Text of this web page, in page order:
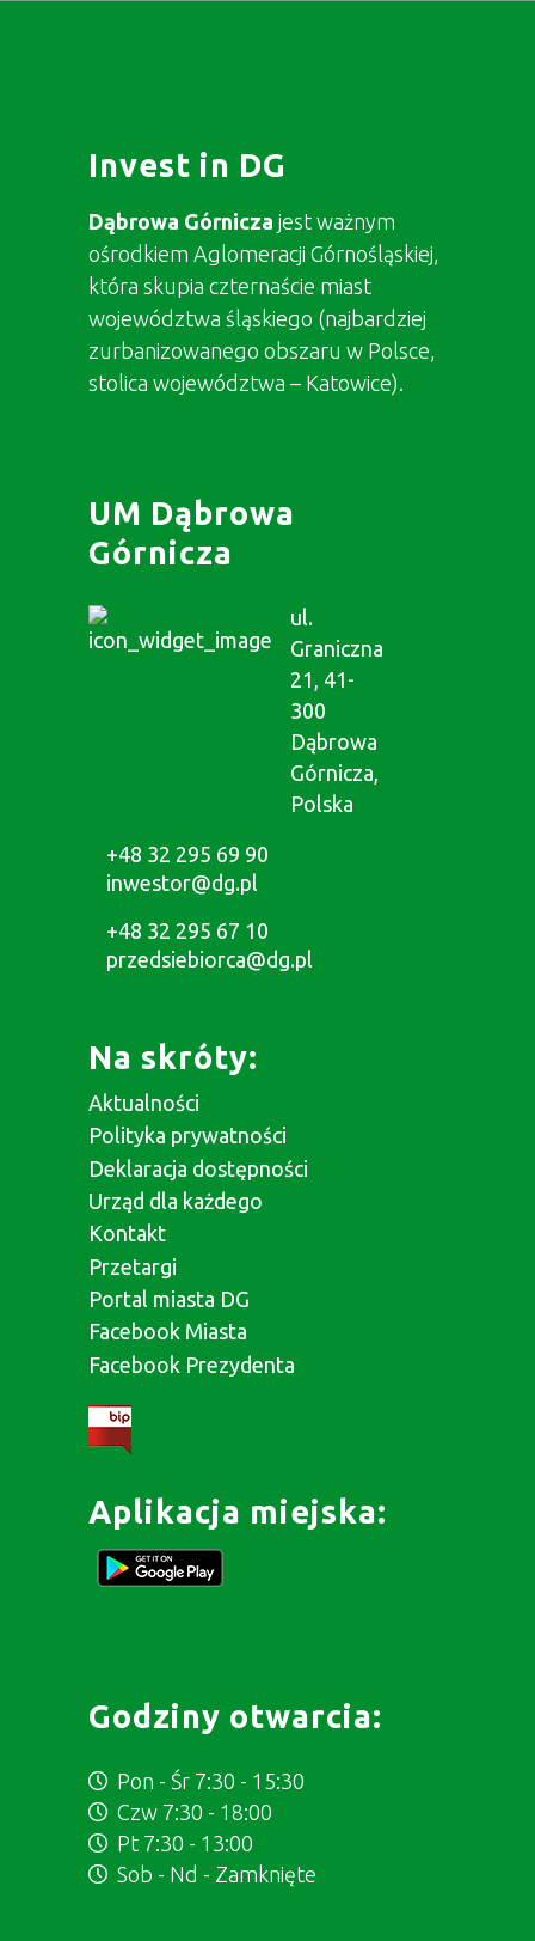
Invest in DG
Dąbrowa Górnicza jest ważnym
ośrodkiem Aglomeracji Górnośląskiej,
która skupia czternaście miast
województwa śląskiego (najbardziej
zurbanizowanego obszaru w Polsce,
stolica województwa – Katowice).
UM Dąbrowa
Górnicza
ul.
Graniczna
21, 41-
300
Dąbrowa
Górnicza,
Polska
+48 32 295 69 90
inwestor@dg.pl
+48 32 295 67 10
przedsiebiorca@dg.pl
Na skróty:
Aktualności
Polityka prywatności
Deklaracja dostępności
Urząd dla każdego
Kontakt
Przetargi
Portal miasta DG
Facebook Miasta
Facebook Prezydenta
Aplikacja miejska:
Godziny otwarcia:
Pon - Śr 7:30 - 15:30
Czw 7:30 - 18:00
Pt 7:30 - 13:00
Sob - Nd - Zamknięte